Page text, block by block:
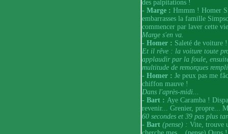
des palpitations !
- Marge : Hmmm ! Homer
embarrasses la famille
commencer par laver cette
Marge s'en va.
- Homer : Saleté de voiture
Et il rêve : la voiture toute
applaudir par la foule,
multitude de remorques
- Homer : Je peux pas me
chiffon mauve !
Dans l'après-midi...
- Bart : Aye Caramba !
revenir... Grenier, propre...
60 secondes et 39 pas plus
- Bart (pense) : Vite, trouve